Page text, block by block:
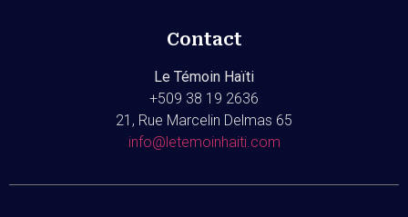
Contact
Le Témoin Haïti
+509 38 19 2636
21, Rue Marcelin Delmas 65
info@letemoinhaiti.com